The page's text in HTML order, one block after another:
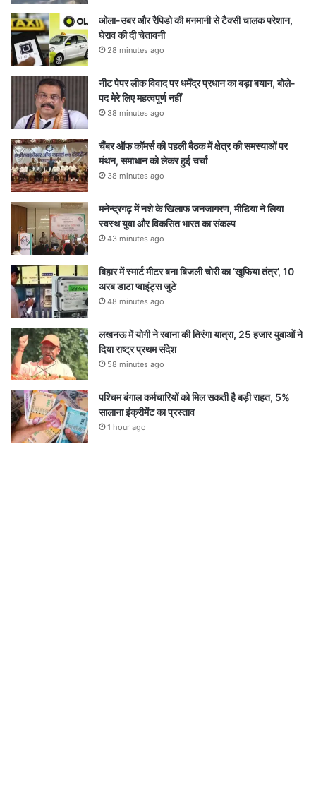
ओला-उबर और रैपिडो की मनमानी से टैक्सी चालक परेशान,
घेराव की दी चेतावनी
28 minutes ago
नीट पेपर लीक विवाद पर धर्मेंद्र प्रधान का बड़ा बयान, बोले-
पद मेरे लिए महत्वपूर्ण नहीं
38 minutes ago
चैंबर ऑफ कॉमर्स की पहली बैठक में क्षेत्र की समस्याओं पर
मंथन, समाधान को लेकर हुई चर्चा
38 minutes ago
मनेन्द्रगढ़ में नशे के खिलाफ जनजागरण, मीडिया ने लिया
स्वस्थ युवा और विकसित भारत का संकल्प
43 minutes ago
बिहार में स्मार्ट मीटर बना बिजली चोरी का ‘खुफिया तंत्र’, 10
अरब डाटा प्वाइंट्स जुटे
48 minutes ago
लखनऊ में योगी ने रवाना की तिरंगा यात्रा, 25 हजार युवाओं ने
दिया राष्ट्र प्रथम संदेश
58 minutes ago
पश्चिम बंगाल कर्मचारियों को मिल सकती है बड़ी राहत, 5%
सालाना इंक्रीमेंट का प्रस्ताव
1 hour ago